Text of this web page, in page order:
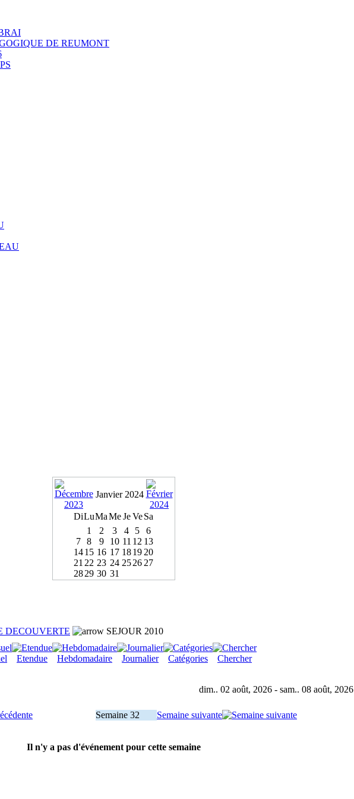
DE REUMONT
Janvier 2024
DiLuMaMe Je Ve Sa
1
2 3 4 5
6
7 8 9 10 11 12 13
1415 16 17 1819 20
21 22 23 24 2526 27
2829 30 31
DECOUVERTE SEJOUR 2010
Etendue Hebdomadaire Journalier Catégories Chercher
dim.. 02 août, 2026 - sam.. 08 août, 2026
Semaine 32 Semaine suivante
Il n'y a pas d'événement pour cette semaine